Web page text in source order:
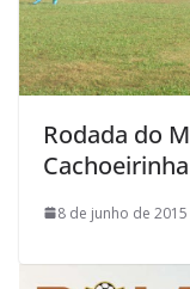
Rodada do
Cachoeirinha
8 de junho de 2015